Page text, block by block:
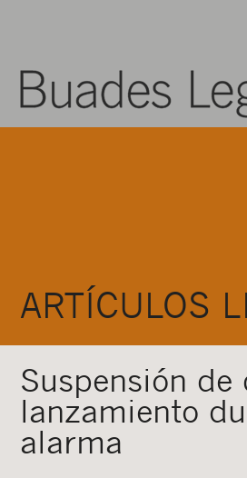
ARTÍCULOS
Suspensión de
lanzamiento
alarma